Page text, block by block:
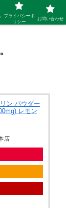
ン パウダー
レモン
店
プライバシーポ
リシー
お問い合わせ